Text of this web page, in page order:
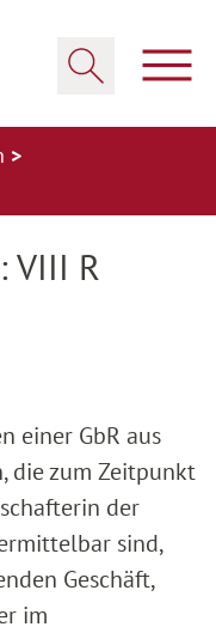
VIII R
einer GbR aus
die zum Zeitpunkt
der
sind,
Geschäft,
im